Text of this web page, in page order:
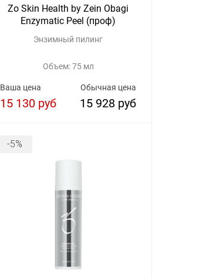
Zo Skin Health by Zein Obagi
Enzymatic Peel (проф)
Энзимный пилинг
Объем: 75 мл
Обычная цена
15 928 руб
Ваша цена
15 130 руб
-5%